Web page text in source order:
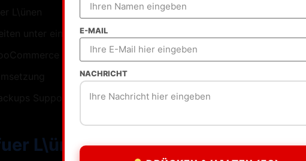
E-MAIL
NACHRICHT
unter einer Sekunde
L\ünen